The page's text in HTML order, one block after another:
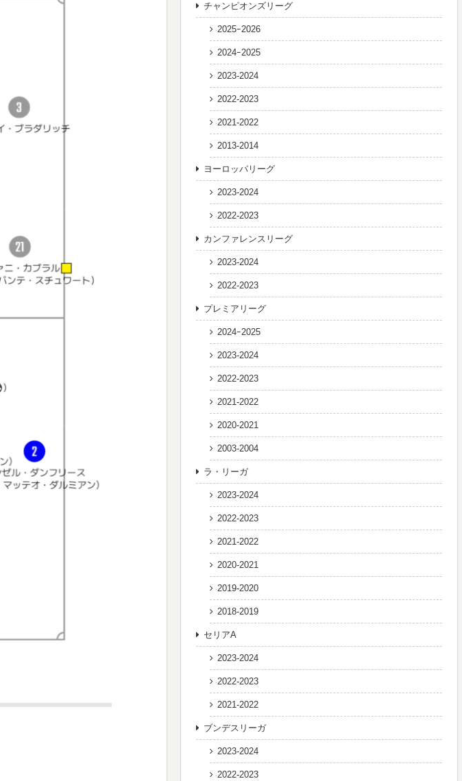
チャンピオンズリーグ
2025ｰ2026
2024ｰ2025
2023-2024
2022-2023
2021-2022
2013-2014
ヨーロッパリーグ
2023-2024
2022-2023
カンファレンスリーグ
2023-2024
2022-2023
プレミアリーグ
2024ｰ2025
2023-2024
2022-2023
2021-2022
2020-2021
2003-2004
ラ・リーガ
2023-2024
2022-2023
2021-2022
2020-2021
2019-2020
2018-2019
セリアA
2023-2024
2022-2023
2021-2022
ブンデスリーガ
2023-2024
2022-2023